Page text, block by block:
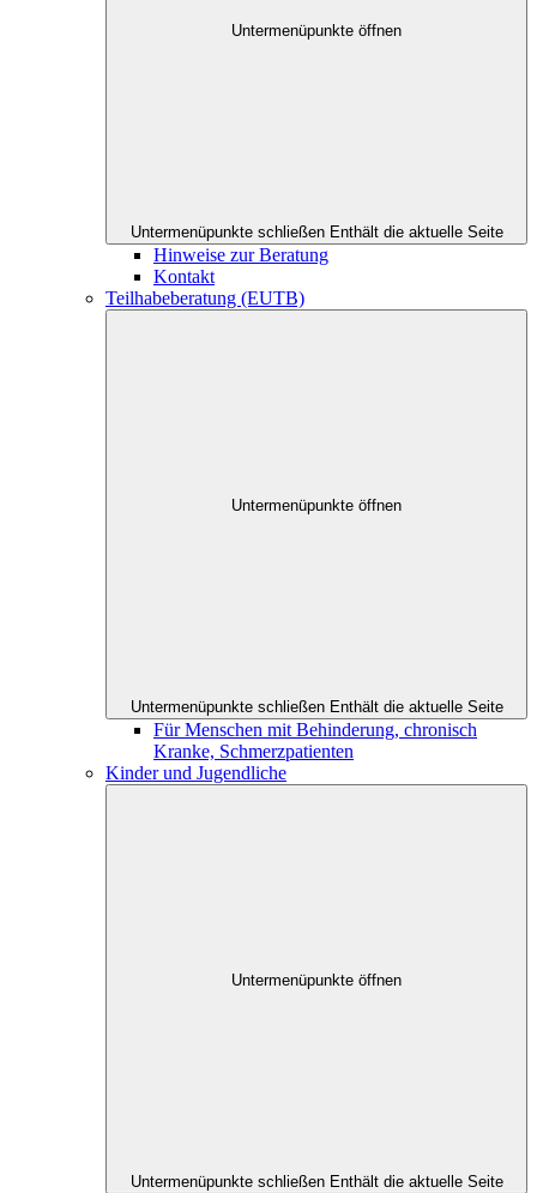
Untermenüpunkte öffnen
Untermenüpunkte schließen Enthält die aktuelle Seite
Hinweise zur Beratung
Kontakt
Teilhabeberatung (EUTB)
Untermenüpunkte öffnen
Untermenüpunkte schließen Enthält die aktuelle Seite
Für Menschen mit Behinderung, chronisch
Kranke, Schmerzpatienten
Kinder und Jugendliche
Untermenüpunkte öffnen
Untermenüpunkte schließen Enthält die aktuelle Seite